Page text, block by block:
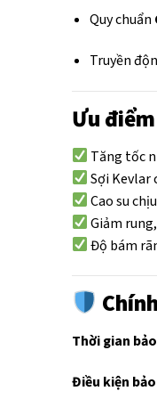
Quy chuẩn
Truyền
Ưu
Tăng tốc
Sợi Kevlar
Cao su
Giảm
Độ bám
Thời gian
Điều kiện